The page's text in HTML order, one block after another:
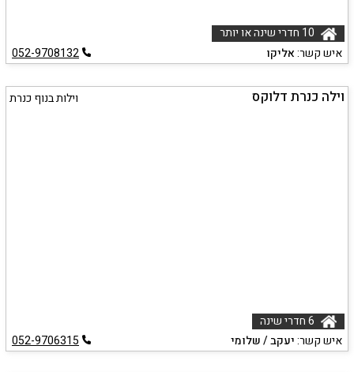
איש קשר:אליקו 052-9708132
וילה כנרת דלוקס וילות בנוף כנרת
איש קשר:יעקב / שלומי 052-9706315